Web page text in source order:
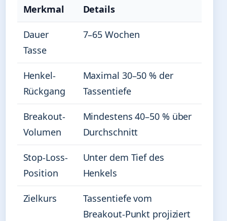
Merkmal Details
Dauer
Tasse
7–65 Wochen
Henkel-
Rückgang
Maximal 30–50 % der
Tassentiefe
Breakout-
Volumen
Mindestens 40–50 % über
Durchschnitt
Stop-Loss-
Position
Unter dem Tief des
Henkels
Zielkurs
Tassentiefe vom
Breakout-Punkt projiziert